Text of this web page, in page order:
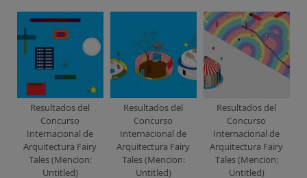
Resultados del
Concurso
Internacional de
Arquitectura Fairy
Tales (Mencion:
Untitled)
Resultados del
Concurso
Internacional de
Arquitectura Fairy
Tales (Mencion:
Untitled)
Resultados del
Concurso
Internacional de
Arquitectura Fairy
Tales (Mencion:
Untitled)